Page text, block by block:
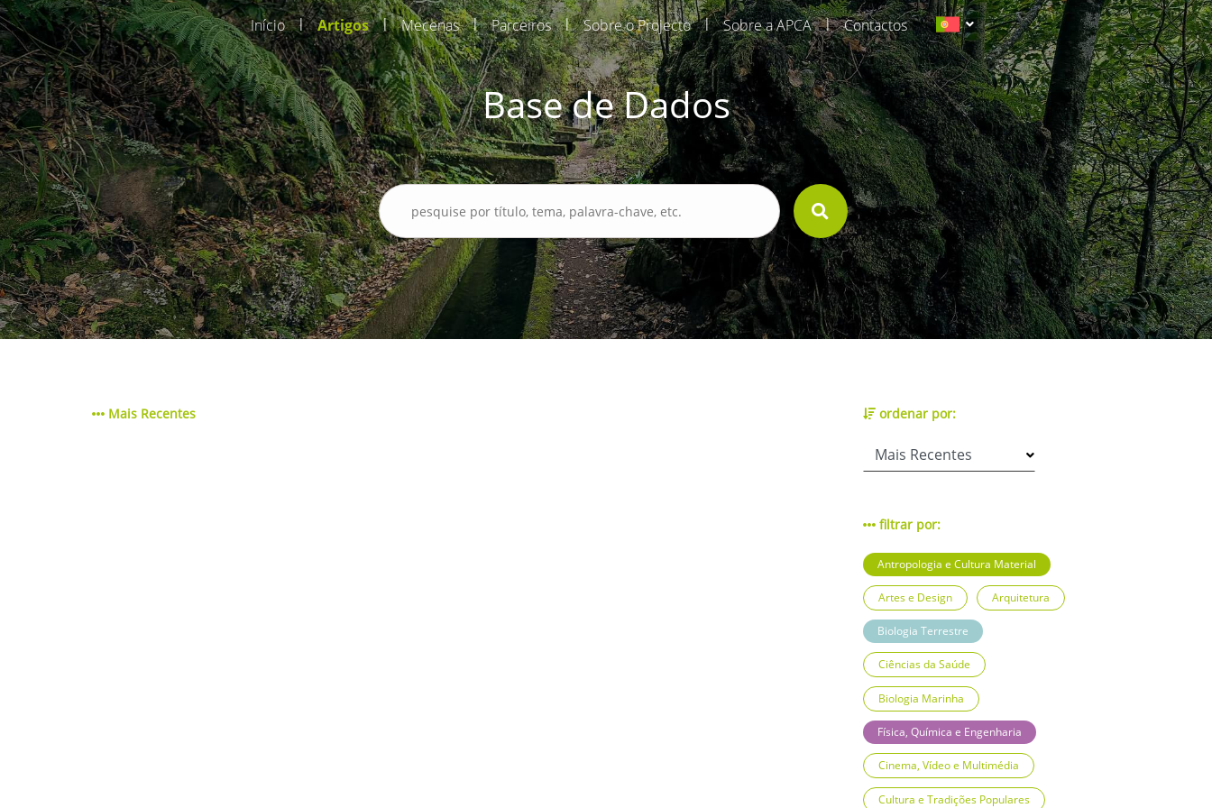
Início | Artigos | Mecenas | Parceiros | Sobre o Projecto | Sobre a APCA | Contactos
Base de Dados
Mais Recentes ordenar por:
filtrar por:
Antropologia e Cultura Material
Artes e Design Arquitetura
Biologia Terrestre
Ciências da Saúde
Biologia Marinha
Física, Química e Engenharia
Cinema, Vídeo e Multimédia
Cultura e Tradições Populares